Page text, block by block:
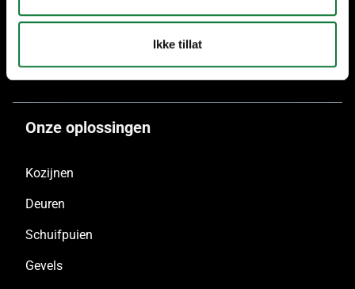
Ikke tillat
Enkel duuzaam
Onze oplossingen
Kozijnen
Deuren
Schuifpuien
Gevels